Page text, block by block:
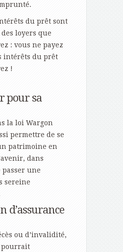
du prêt sont
loyers que
: vous ne payez
intérêts du prêt
!
pour sa
la loi Wargon
permettre de se
patrimoine en
dans
passer une
sereine
d’assurance
ou d’invalidité,
pourrait